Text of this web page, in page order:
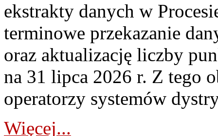
ekstrakty danych w
terminowe przekazanie
oraz aktualizację liczby
na 31 lipca 2026 r. Z tego
operatorzy systemów
Więcej...